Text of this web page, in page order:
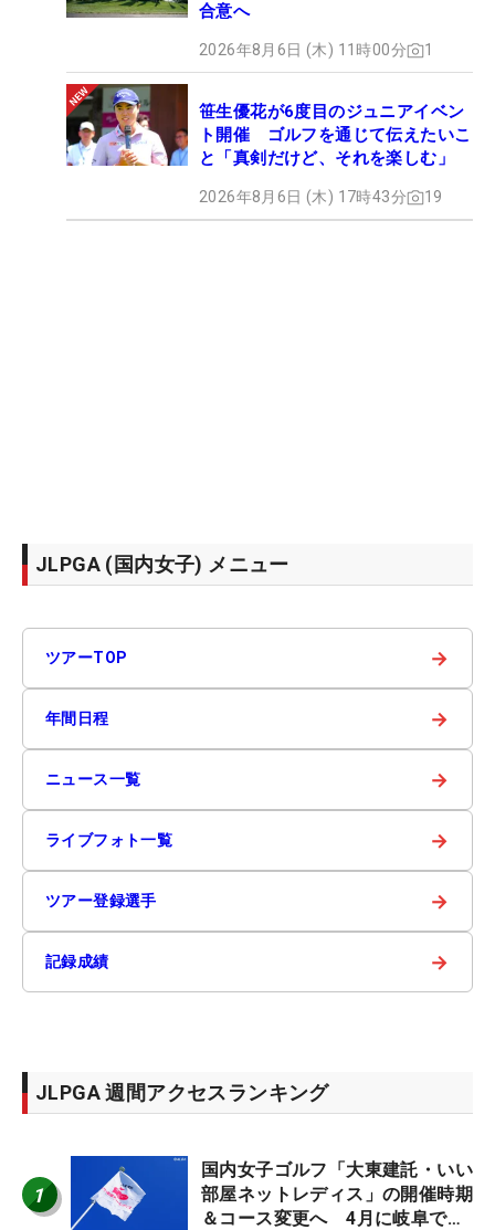
合意へ
2026年8月6日 (木) 11時00分 1
笹生優花が6度目のジュニアイベン
ト開催 ゴルフを通じて伝えたいこ
と「真剣だけど、それを楽しむ」
2026年8月6日 (木) 17時43分 19
JLPGA (国内女子) メニュー
ツアーTOP →
年間日程 →
ニュース一覧 →
ライブフォト一覧 →
ツアー登録選手 →
記録成績 →
JLPGA 週間アクセスランキング
1
国内女子ゴルフ「大東建託・いい
部屋ネットレディス」の開催時期
＆コース変更へ 4月に岐阜で開